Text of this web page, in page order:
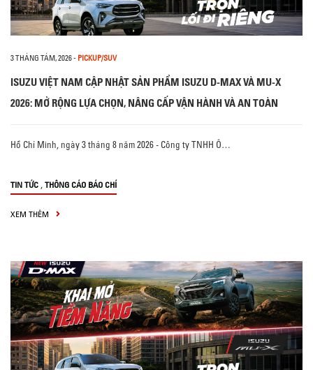
3 THÁNG TÁM, 2026- PICKUP/SUV
ISUZU VIỆT NAM CẬP NHẬT SẢN PHẨM ISUZU D-MAX VÀ MU-X
2026: MỞ RỘNG LỰA CHỌN, NÂNG CẤP VẬN HÀNH VÀ AN TOÀN
Hồ Chí Minh, ngày 3 tháng 8 năm 2026 - Công ty TNHH Ô…
TIN TỨC , THÔNG CÁO BÁO CHÍ
XEM THÊM